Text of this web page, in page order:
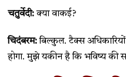
चतुर्वेदी:क्या वाकई?
चिदंबरम:बिल्कुल. टैक्स
होगा. मुझे यकीन है कि भविष्य की